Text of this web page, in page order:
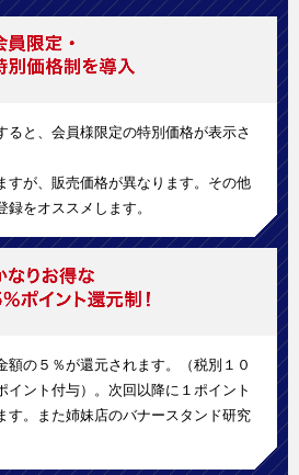
ると、会員様限定の特別価格が表示さ
すが、販売価格が異なります。その他
をオススメします。
額の５％が還元されます。（税別１０
イント付与）。次回以降に１ポイント
す。また姉妹店のバナースタンド研究